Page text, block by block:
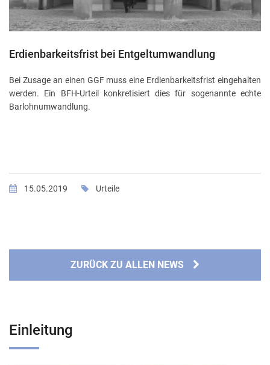
Erdienbarkeitsfrist bei Entgeltumwandlung
Bei Zusage an einen GGF muss eine Erdienbarkeitsfrist eingehalten
werden. Ein BFH-Urteil konkretisiert dies für sogenannte echte
Barlohnumwandlung.
15.05.2019 Urteile
ZURÜCK ZU ALLEN NEWS
Einleitung